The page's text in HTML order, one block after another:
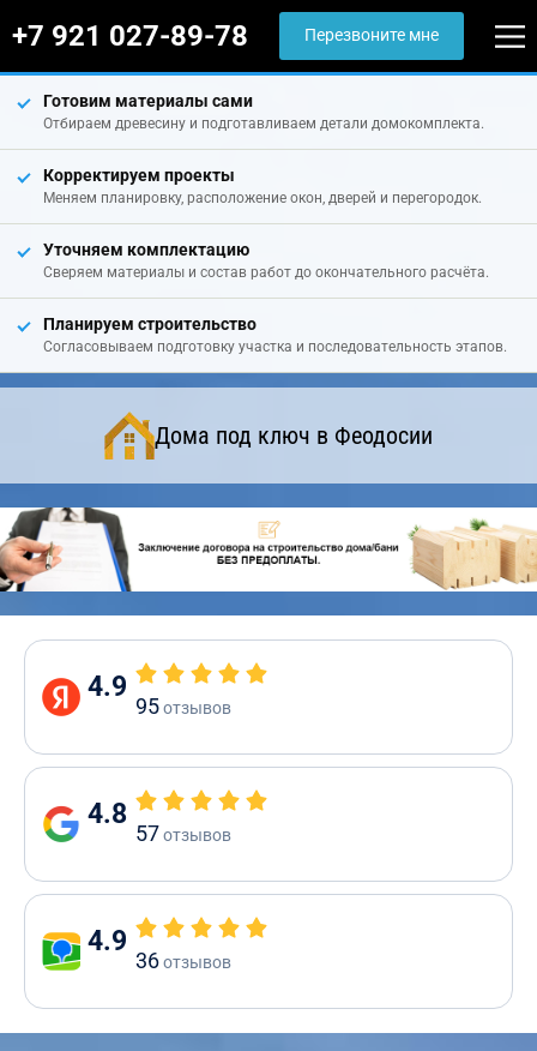
+7 921 027-89-78 Перезвоните мне
Готовим материалы сами
Отбираем древесину и подготавливаем детали домокомплекта.
Корректируем проекты
Меняем планировку, расположение окон, дверей и перегородок.
Уточняем комплектацию
Сверяем материалы и состав работ до окончательного расчёта.
Планируем строительство
Согласовываем подготовку участка и последовательность этапов.
Дома под ключ в Феодосии
4.9
95отзывов
4.8
57отзывов
4.9
36отзывов